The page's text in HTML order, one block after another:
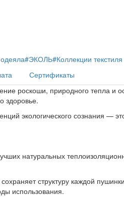
#ЭКОЛЬ#Коллекции текстиля
Сертификаты
роскоши, природного тепла и
здоровье.
экологического сознания —
натуральных
структуру каждой
использования.